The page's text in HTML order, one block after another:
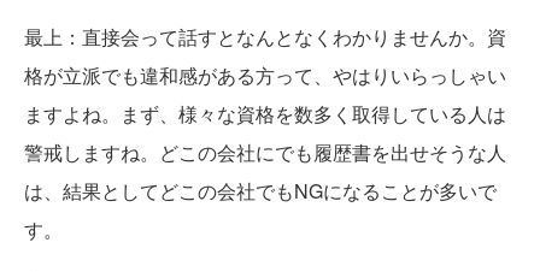
最上 ：直接会って話すとなんとなくわかりませんか。資
格が立派でも違和感がある方って、やはりいらっしゃい
ますよね。まず、様々な資格を数多く取得している人は
警戒しますね。どこの会社にでも履歴書を出せそうな人
は、結果としてどこの会社でもNGになることが多いで
す。